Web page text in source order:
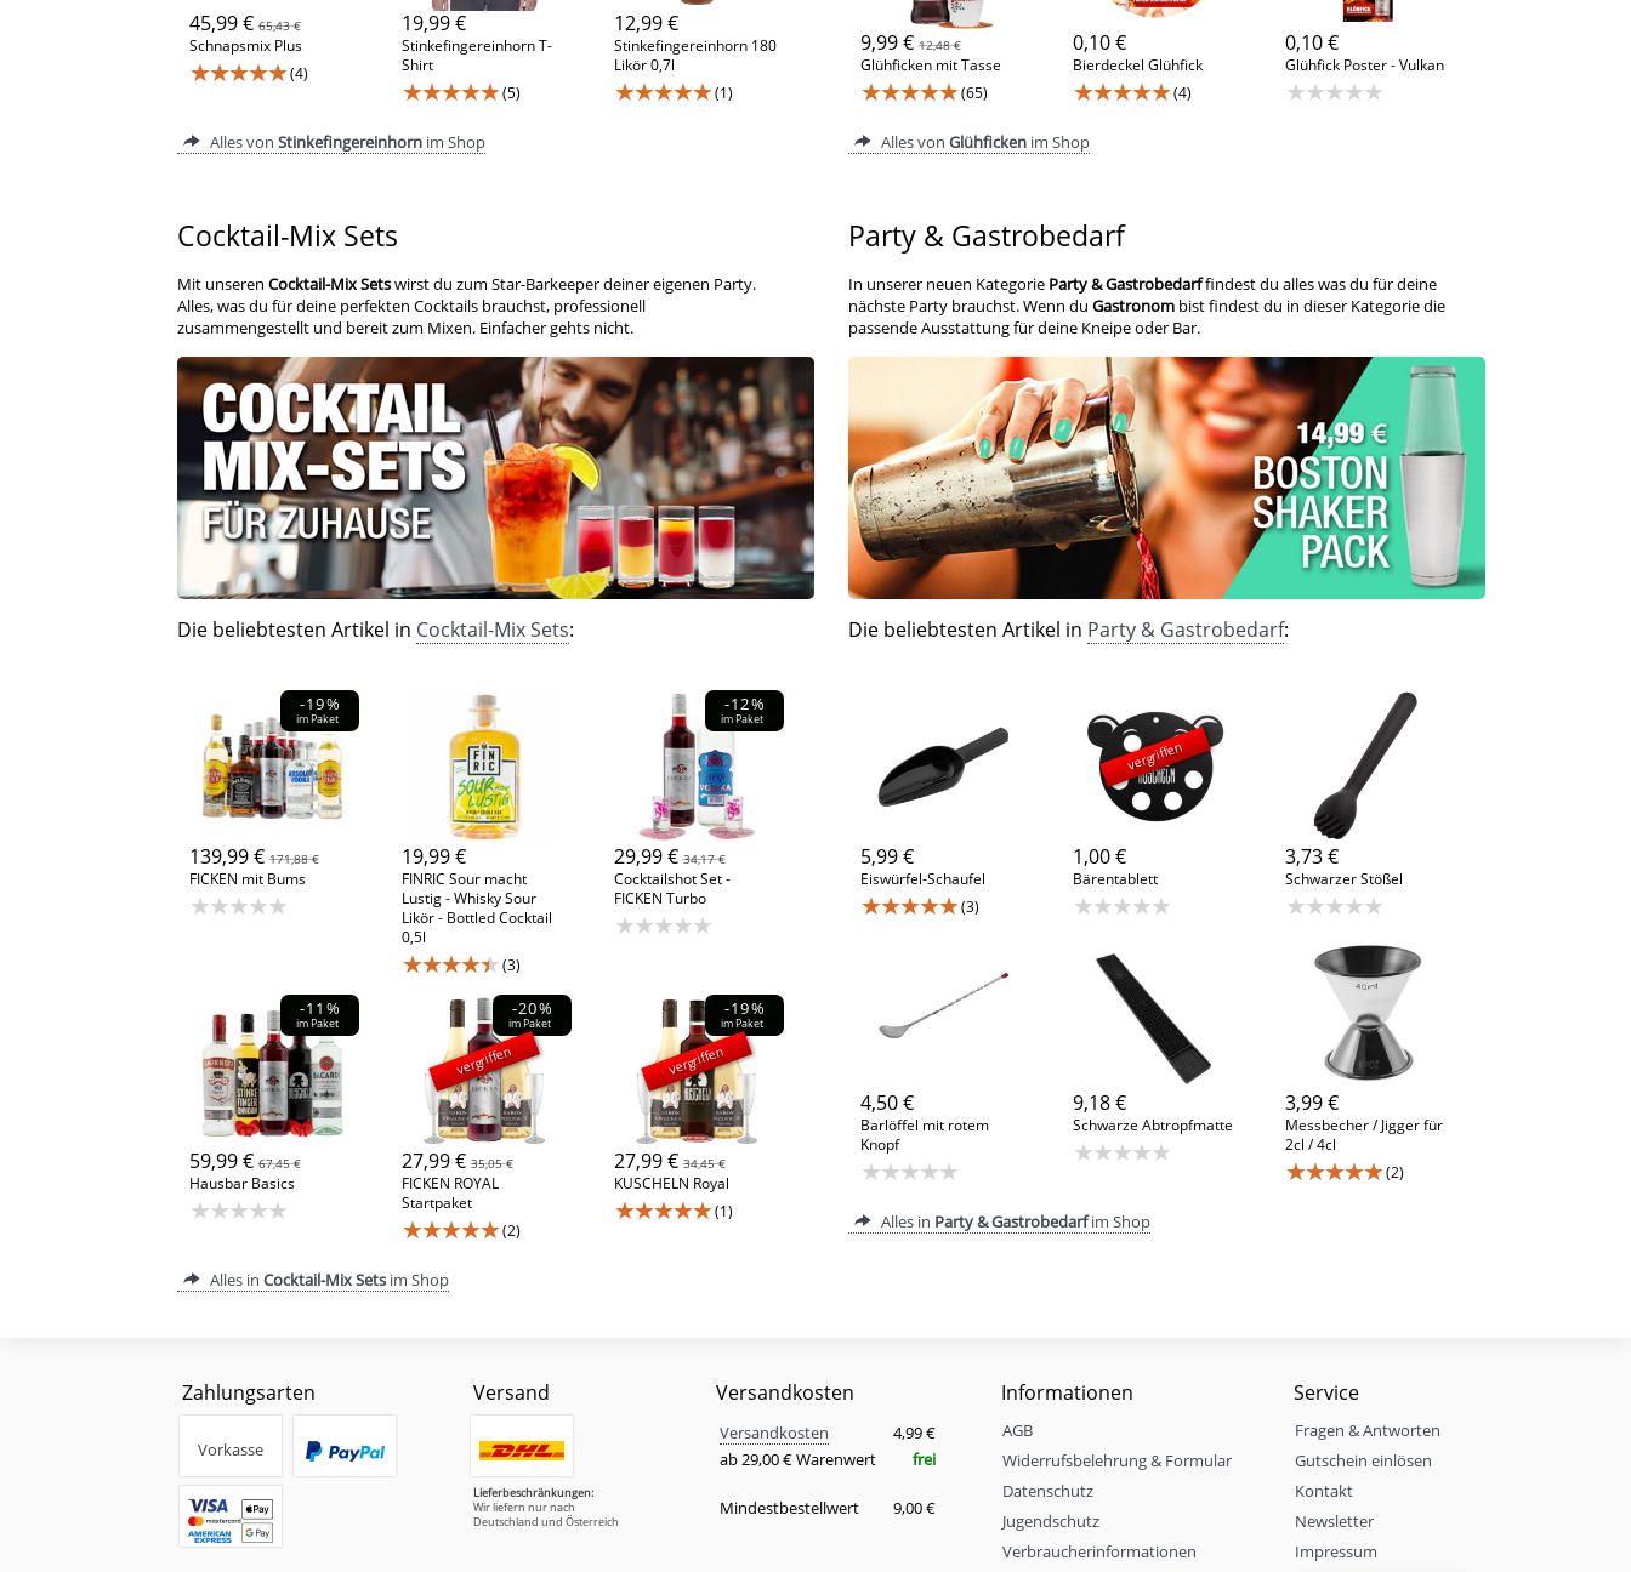
45,99 €65,43 €
Schnapsmix Plus
★★★★★ (4)
19,99 €
Stinkefingereinhorn T-
Shirt
★★★★★ (5)
12,99 €
Stinkefingereinhorn 180
Likör 0,7l
★★★★★ (1)
Alles von Stinkefingereinhornim Shop
9,99 €12,48 €
Glühficken mit Tasse
★★★★★ (65)
0,10 €
Bierdeckel Glühfick
★★★★★ (4)
0,10 €
Glühfick Poster - Vulkan
★★★★★
Alles von Glühfickenim Shop
Cocktail-Mix Sets
Mit unseren Cocktail-Mix Setswirst du zum Star-Barkeeper deiner eigenen Party.
Alles, was du für deine perfekten Cocktails brauchst, professionell
zusammengestellt und bereit zum Mixen. Einfacher gehts nicht.
Die beliebtesten Artikel in Cocktail-Mix Sets:
-19%
im Paket
139,99 €171,88 €
FICKEN mit Bums
★★★★★
19,99 €
FINRIC Sour macht
Lustig - Whisky Sour
Likör - Bottled Cocktail
0,5l
★★★★★ (3)
-12%
im Paket
29,99 €34,17 €
Cocktailshot Set -
FICKEN Turbo
★★★★★
-11%
im Paket
59,99 €67,45 €
Hausbar Basics
★★★★★
-20%
im Paket
vergriffen
27,99 €35,05 €
FICKEN ROYAL
Startpaket
★★★★★ (2)
-19%
im Paket
vergriffen
27,99 €34,45 €
KUSCHELN Royal
★★★★★ (1)
Alles in Cocktail-Mix Setsim Shop
Party & Gastrobedarf
In unserer neuen Kategorie Party & Gastrobedarffindest du alles was du für deine
nächste Party brauchst. Wenn du Gastronombist findest du in dieser Kategorie die
passende Ausstattung für deine Kneipe oder Bar.
Die beliebtesten Artikel in Party & Gastrobedarf:
5,99 €
Eiswürfel-Schaufel
★★★★★ (3)
vergriffen
1,00 €
Bärentablett
★★★★★
3,73 €
Schwarzer Stößel
★★★★★
4,50 €
Barlöffel mit rotem
Knopf
★★★★★
9,18 €
Schwarze Abtropfmatte
★★★★★
3,99 €
Messbecher / Jigger für
2cl / 4cl
★★★★★ (2)
Alles in Party & Gastrobedarfim Shop
Zahlungsarten
Vorkasse
Versand
Lieferbeschränkungen:
Wir liefern nur nach
Deutschland und Österreich
Versandkosten
Versandkosten
Eigenschaft Wert
Versandkosten
4,99 €
ab 29,00 € Warenwert
frei
Mindestbestellwert 9,00 €
Informationen
AGB
Widerrufsbelehrung & Formular
Datenschutz
Jugendschutz
Verbraucherinformationen
Service
Fragen & Antworten
Gutschein einlösen
Kontakt
Newsletter
Impressum